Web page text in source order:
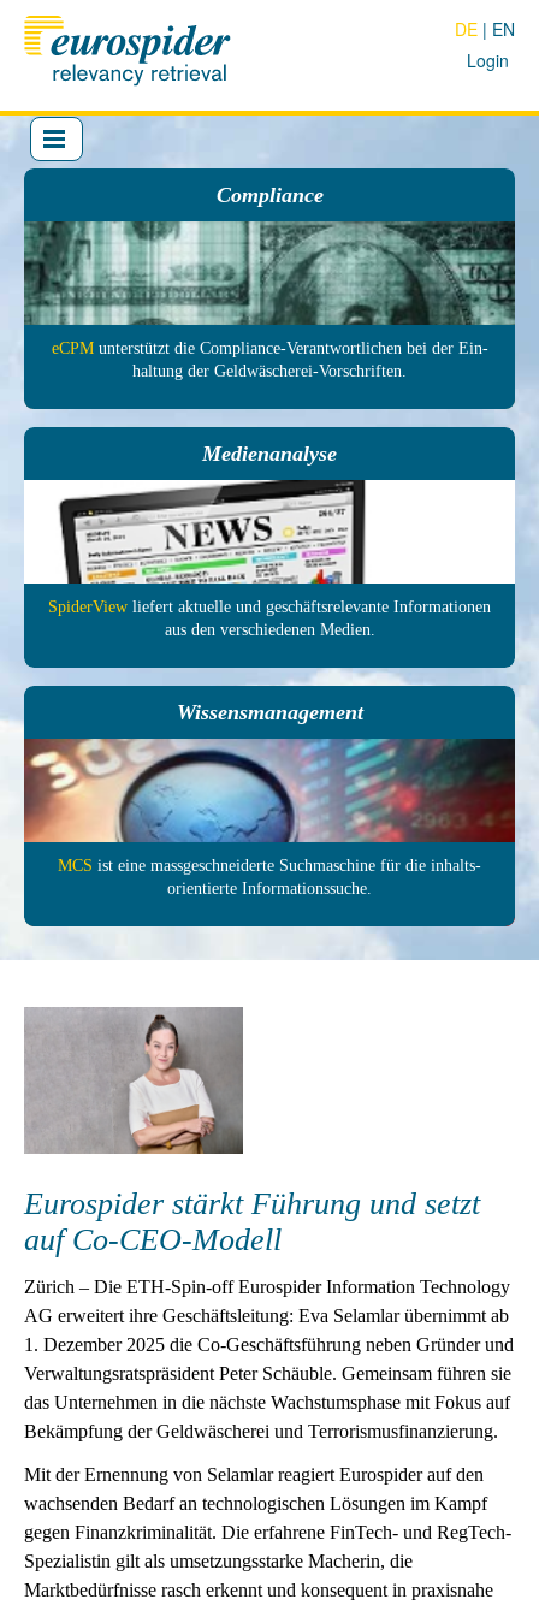
Login
DE EN
Compliance
eCPMunter­stützt die Com­pliance-Ver­antwort­lichen bei der Ein­
haltung der Geld­wäscherei-Vor­schrif­ten.
Medienanalyse
SpiderView liefert aktuelle und ge­schäfts­relevante In­forma­tionen
aus den ver­schie­denen Medien.
Wissensmanagement
MCS ist eine mass­ge­schneiderte Such­maschine für die inhalts­
orientierte In­formations­suche.
Eurospider stärkt Führung und setzt
auf Co-CEO-Modell
Zürich – Die ETH-Spin-off Eurospider Information Technology
AG erweitert ihre Geschäftsleitung: Eva Selamlar übernimmt ab
1. Dezember 2025 die Co-Geschäftsführung neben Gründer und
Verwaltungsratspräsident Peter Schäuble. Gemeinsam führen sie
das Unternehmen in die nächste Wachstumsphase mit Fokus auf
Bekämpfung der Geldwäscherei und Terrorismusfinanzierung.
Mit der Ernennung von Selamlar reagiert Eurospider auf den
wachsenden Bedarf an technologischen Lösungen im Kampf
gegen Finanzkriminalität. Die erfahrene FinTech- und RegTech-
Spezialistin gilt als umsetzungsstarke Macherin, die
Marktbedürfnisse rasch erkennt und konsequent in praxisnahe